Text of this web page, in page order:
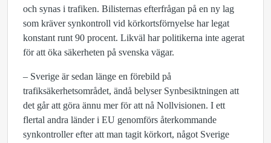
och synas i trafiken. Bilisternas efterfrågan på en ny lag
som kräver synkontroll vid körkortsförnyelse har legat
konstant runt 90 procent. Likväl har politikerna inte agerat
för att öka säkerheten på svenska vägar.
– Sverige är sedan länge en förebild på
trafiksäkerhetsområdet, ändå belyser Synbesiktningen att
det går att göra ännu mer för att nå Nollvisionen. I ett
flertal andra länder i EU genomförs återkommande
synkontroller efter att man tagit körkort, något Sverige